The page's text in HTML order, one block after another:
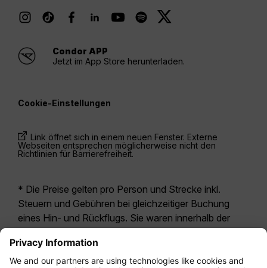
Condor APP
Jetzt im App Store herunterladen.
Cookie-Einstellungen
Link öffnet sich in einem neuen Fenster. Externe
Webseiten entsprechen möglicherweise nicht den
Richtlinien für Barrierefreiheit.
* Die Preise gelten pro Person und Strecke inkl.
Steuern und Gebühren bei gleichzeitiger Buchung
eines Hin- und Rückflugs. Sie waren innerhalb der
letzten 24 Stunden verfügbar und sind
möglicherweise nicht mehr aktuell. Bei den für die
Economy Class angegebenen Tarifen handelt es